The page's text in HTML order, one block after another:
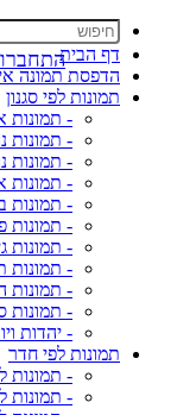
דף הבית
הדפסת תמונה
תמונות לפי סגנון
-
- תמונות
- תמונות
- תמונות
- תמונות
- תמונות
- תמונות
- תמונות
- תמונות
- תמונות
- יהדות
תמונות לפי חדר
- תמונות
- תמונות